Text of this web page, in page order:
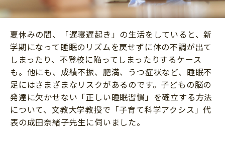
絵本・読み聞かせ
自由研究・工作
読書感想文
本・読書
運動・あそび・ゲーム
英語
習い事
親子でいっしょに
人間関係
おでかけ
家族
料理
マネー
健康
夏休みの間、「遅寝遅起き」の生活をしていると、新
学期になって睡眠のリズムを戻せずに体の不調が出て
しまったり、不登校に陥ってしまったりするケース
も。他にも、成績不振、肥満、うつ症状など、睡眠不
足にはさまざまなリスクがあるのです。子どもの脳の
発達に欠かせない「正しい睡眠習慣」を確立する方法
について、文教大学教授で「⼦育て科学アクシス」代
表の成田奈緒子先生に伺いました。